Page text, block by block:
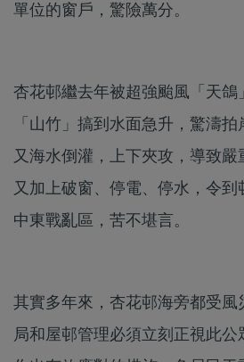
單位的窗戶，驚險萬分。
杏花邨繼去年被超強颱風「天鴿
「山竹」搞到水面急升，驚濤拍
又海水倒灌，上下夾攻，導致嚴
又加上破窗、停電、停水，令
中東戰亂區，苦不堪言。
其實多年來，杏花邨海旁都受風
局和屋邨管理必須立刻正視此公